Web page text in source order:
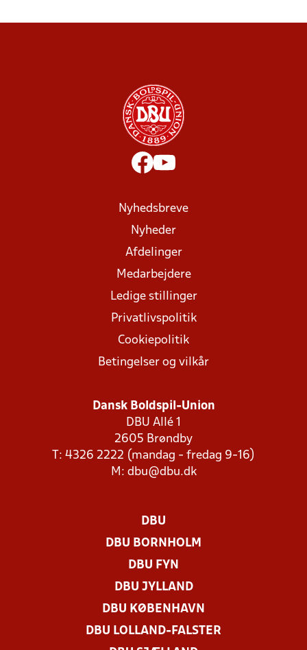
Nyhedsbreve
Nyheder
Afdelinger
Medarbejdere
Ledige stillinger
Privatlivspolitik
Cookiepolitik
Betingelser og vilkår
Dansk Boldspil-Union
DBU Allé 1
2605 Brøndby
T: 4326 2222 (mandag - fredag 9-16)
M: dbu@dbu.dk
DBU
DBU BORNHOLM
DBU FYN
DBU JYLLAND
DBU KØBENHAVN
DBU LOLLAND-FALSTER